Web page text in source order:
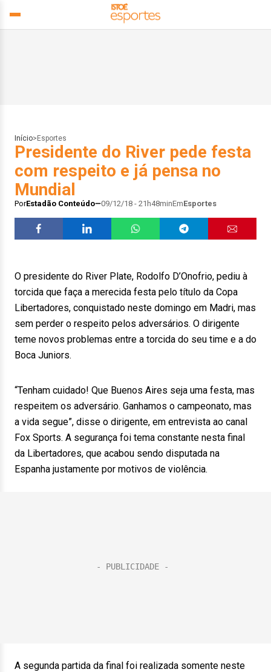
Início> Esportes
Presidente do River pede festa
com respeito e já pensa no
Mundial
PorEstadão Conteúdo 09/12/18 - 21h48minEmEsportes
O presidente do River Plate, Rodolfo D’Onofrio, pediu à
torcida que faça a merecida festa pelo título da Copa
Libertadores, conquistado neste domingo em Madri, mas
sem perder o respeito pelos adversários. O dirigente
teme novos problemas entre a torcida do seu time e a do
Boca Juniors.
“Tenham cuidado! Que Buenos Aires seja uma festa, mas
respeitem os adversário. Ganhamos o campeonato, mas
a vida segue”, disse o dirigente, em entrevista ao canal
Fox Sports. A segurança foi tema constante nesta final
da Libertadores, que acabou sendo disputada na
Espanha justamente por motivos de violência.
A segunda partida da final foi realizada somente neste